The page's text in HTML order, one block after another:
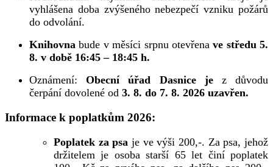
vyhlášena doba zvýšeného nebezpečí vzniku požárů
do odvolání.
Knihovna bude v měsíci srpnu otevřenave středu 5.
8. v době 16:45 – 18:45 h.
Oznámení:Obecní úřad Dasnice jez důvodu
čerpání dovolené od 3. 8. do 7. 8. 2026 uzavřen.
Informace k poplatkům 2026:
Poplatek za psa je ve výši 200,-. Za psa, jehož
držitelem je osoba starší 65 let činí poplatek